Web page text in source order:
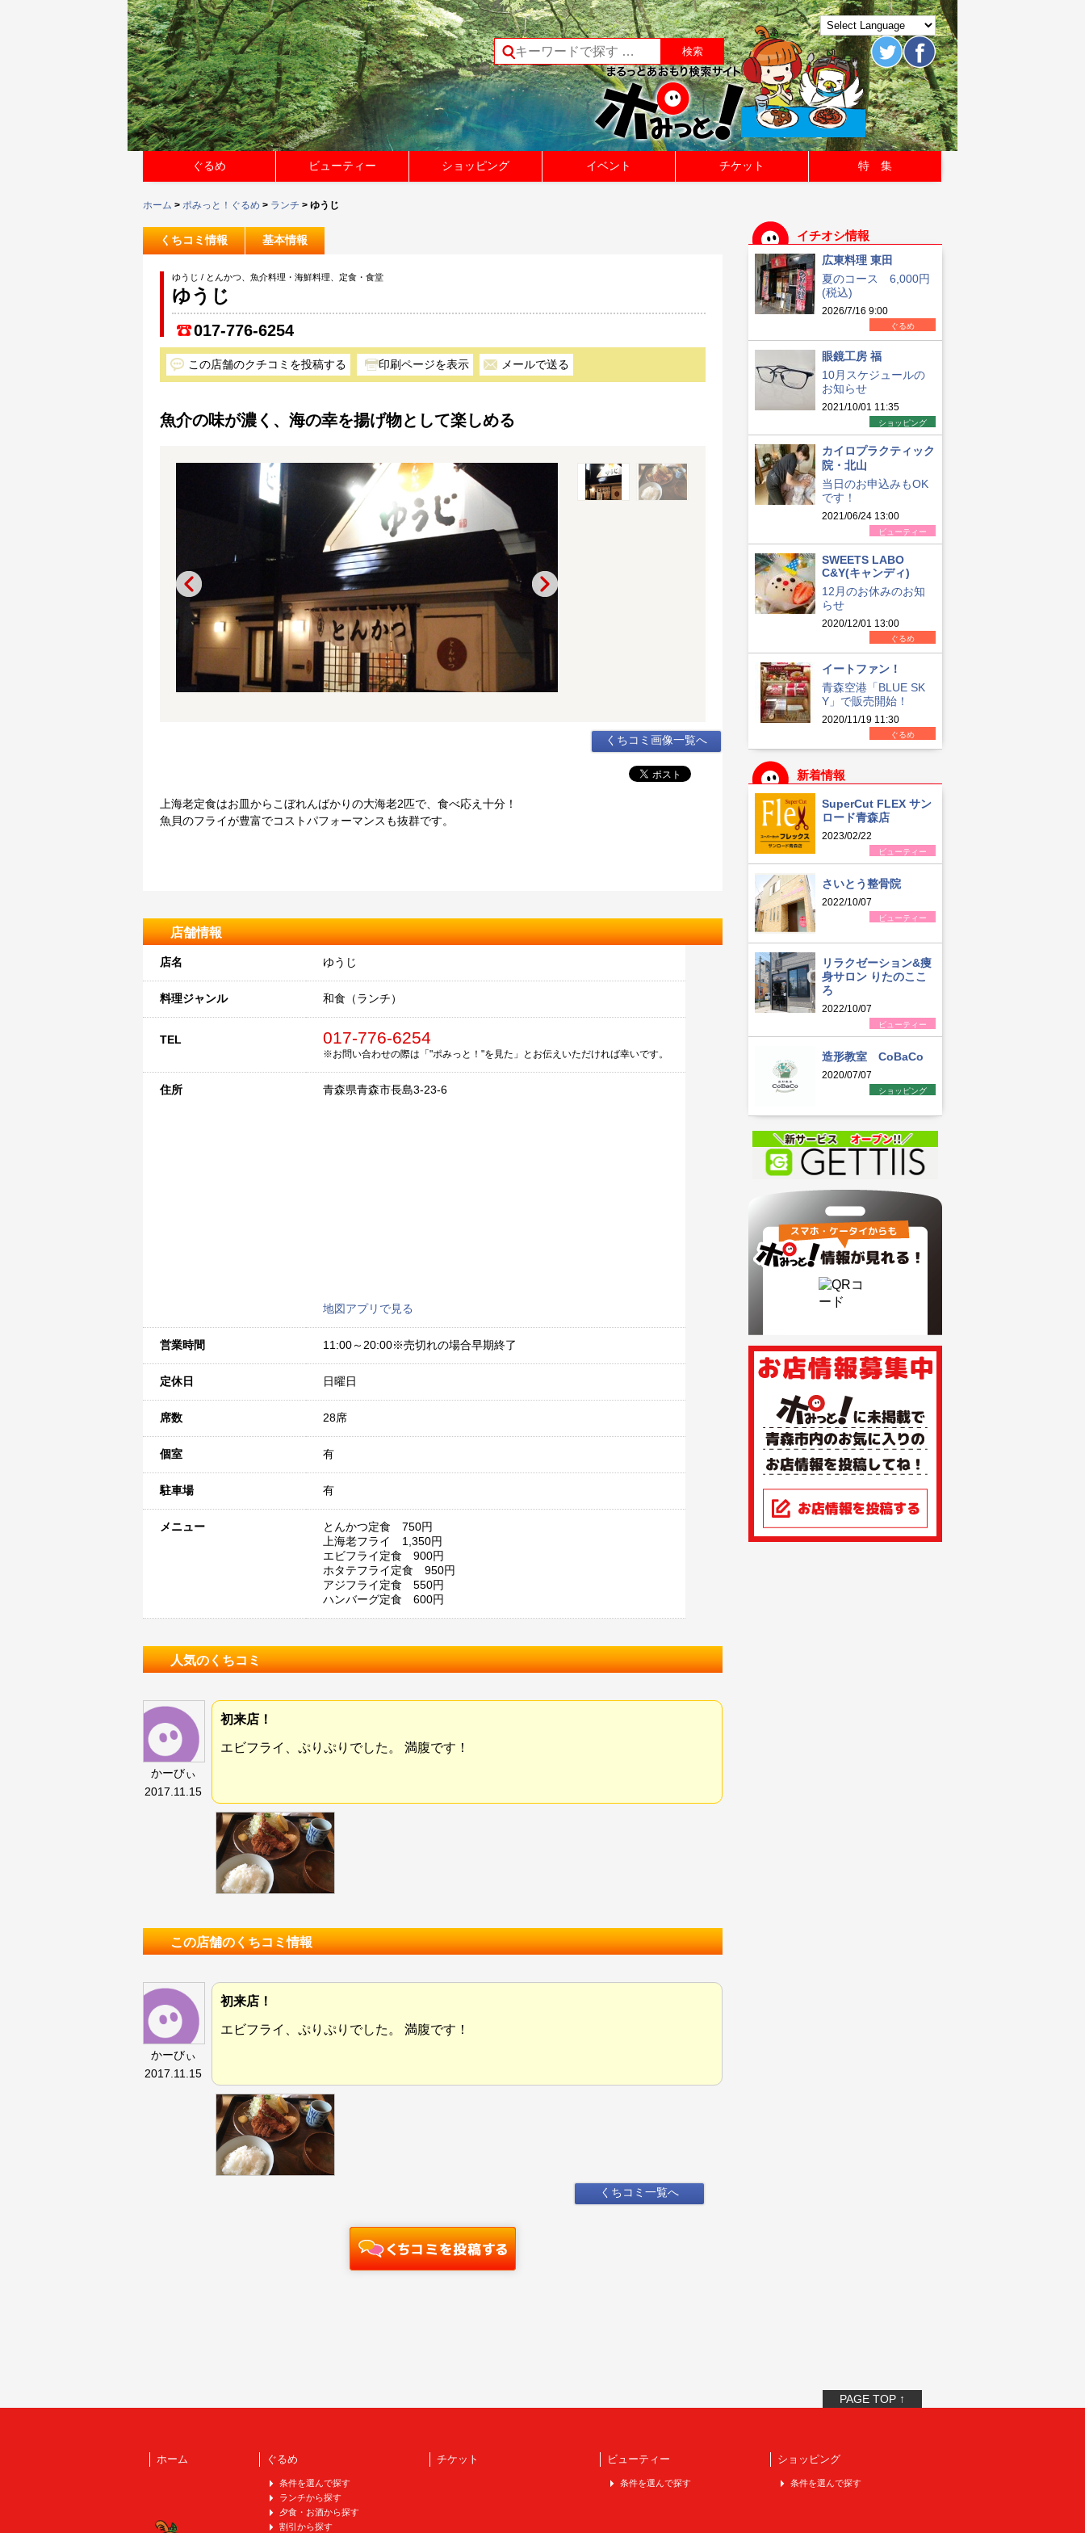
ぐるめ ビューティー ショッピング イベント チケット 特 集
ホーム > ポみっと！ぐるめ > ランチ > ゆうじ
くちコミ情報 基本情報
ゆうじ / とんかつ、魚介料理・海鮮料理、定食・食堂
ゆうじ
017-776-6254
この店舗のクチコミを投稿する メールで送る
魚介の味が濃く、海の幸を揚げ物として楽しめる
くちコミ画像一覧へ
上海老定食はお皿からこぼれんばかりの大海老2匹で、食べ応え十分！
魚貝のフライが豊富でコストパフォーマンスも抜群です。
店舗情報
店名 ゆうじ
料理ジャンル 和食（ランチ）
TEL 017-776-6254
※お問い合わせの際は「"ポみっと！"を見た」とお伝えいただければ幸いです。
住所 青森県青森市長島3-23-6
地図アプリで見る
営業時間 11:00～20:00※売切れの場合早期終了
定休日 日曜日
席数 28席
個室 有
駐車場 有
メニュー
とんかつ定食 750円
上海老フライ 1,350円
エビフライ定食 900円
ホタテフライ定食 950円
アジフライ定食 550円
ハンバーグ定食 600円
人気のくちコミ
かーびぃ
2017.11.15
初来店！
エビフライ、ぷりぷりでした。 満腹です！
この店舗のくちコミ情報
かーびぃ
2017.11.15
初来店！
エビフライ、ぷりぷりでした。 満腹です！
くちコミ一覧へ
イチオシ情報
広東料理 東田
夏のコース 6,000円
(税込)
2026/7/16 9:00
ぐるめ
眼鏡工房 福
10月スケジュールの
お知らせ
2021/10/01 11:35
ショッピング
カイロプラクティック
院・北山
当日のお申込みもOK
です！
2021/06/24 13:00
ビューティー
SWEETS LABO
C&Y(キャンディ)
12月のお休みのお知
らせ
2020/12/01 13:00
ぐるめ
イートファン！
青森空港「BLUE SK
Y」で販売開始！
2020/11/19 11:30
ぐるめ
新着情報
SuperCut FLEX サン
ロード青森店
2023/02/22
ビューティー
さいとう整骨院
2022/10/07
ビューティー
リラクゼーション&痩
身サロン りたのここ
ろ
2022/10/07
ビューティー
造形教室 CoBaCo
2020/07/07
ショッピング
PAGE TOP ↑
ホーム ぐるめ
条件を選んで探す
ランチから探す
夕食・お酒から探す
割引から探す
チケット ビューティー
条件を選んで探す
ショッピング
条件を選んで探す